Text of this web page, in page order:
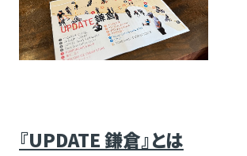
『UPDATE 鎌倉』とは